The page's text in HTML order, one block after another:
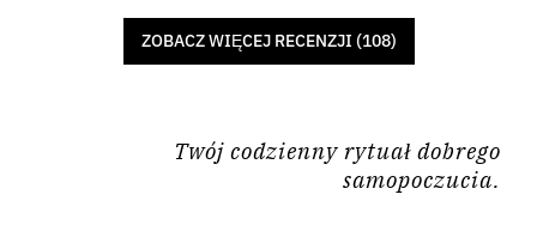
ZOBACZ WIĘCEJ RECENZJI (108)
Twój codzienny rytuał dobrego
samopoczucia.